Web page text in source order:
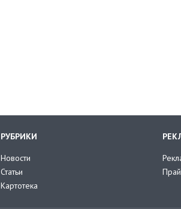
РУБРИКИ
Новости
Статьи
Картотека